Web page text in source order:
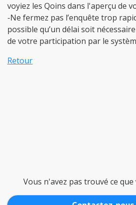
voyiez les Qoins dans l'aperçu de
-Ne fermez pas l’enquête trop
possible qu’un délai soit
de votre participation par le
Retour
Vous n'avez pas trouvé ce que